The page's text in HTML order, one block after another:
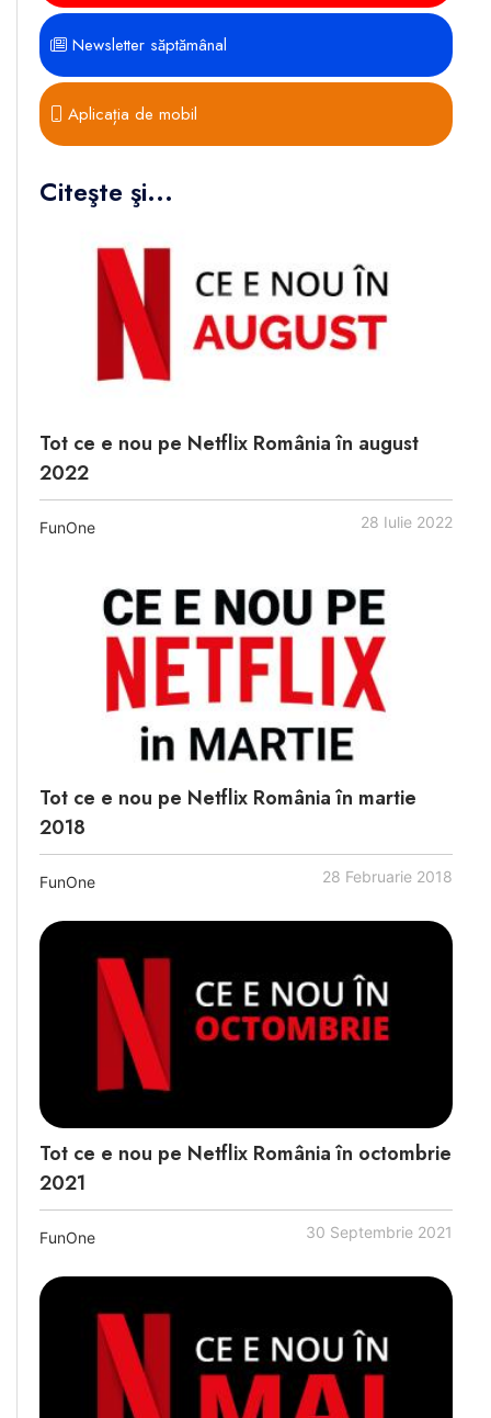
Newsletter săptămânal
Aplicația de mobil
Citeşte şi...
Tot ce e nou pe Netflix România în august
2022
FunOne 28 Iulie 2022
Tot ce e nou pe Netflix România în martie
2018
FunOne 28 Februarie 2018
Tot ce e nou pe Netflix România în octombrie
2021
FunOne 30 Septembrie 2021